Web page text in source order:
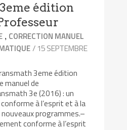
édition
, CORRECTION MANUEL
/ 15 SEPTEMBRE
3eme édition
manuel de
3e (2016) : un
à l’esprit et à la
programmes.–
conforme à l’esprit